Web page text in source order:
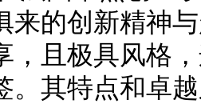
来的创新精神
，且极具风格
。其特点和卓